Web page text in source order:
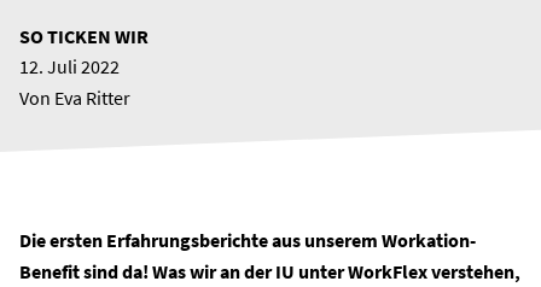
SO TICKEN WIR
12. Juli 2022
Von Eva Ritter
Die ersten Erfahrungsberichte aus unserem Workation-
Benefit sind da! Was wir an der IU unter WorkFlex verstehen,